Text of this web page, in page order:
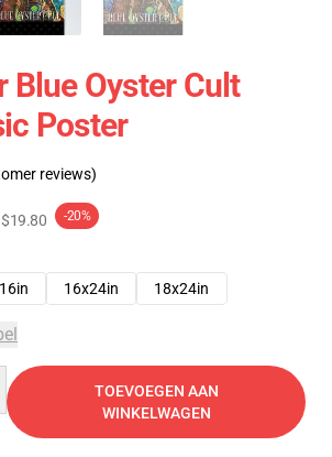
Blue Oyster Cult
Poster
reviews)
$19.80 -20%
16x24in 18x24in
TOEVOEGEN AAN
WINKELWAGEN